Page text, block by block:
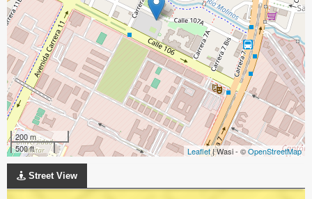
200 m
500 ft
Leaflet| Wasi - ©OpenStreetMap
Street View